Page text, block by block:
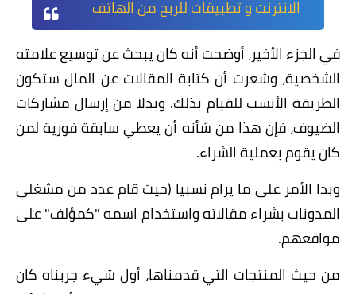
الانترنت و تطبيقات للربح من الهاتف
في الجزء الأخير، أوضحت أنه كان يبحث عن توسيع علامته
الشخصية، وشعرت أن كتابة المقالات عن المال ستكون
الطريقة الأنسب للقيام بذلك. وبدلا من إرسال مشاركات
الضيوف، فإن هذا من شأنه أن يعطي سابقة فورية لمن
كان يقوم بعملية الشراء.
وبدا الأمر على ما يرام نسبيا (حيث قام عدد من مشغلي
المدونات بشراء مقالاته واستخدام اسمه "كمؤلف" على
مواقعهم.
من حيث المنتجات التي قدمناها، أول شيء جربناه كان